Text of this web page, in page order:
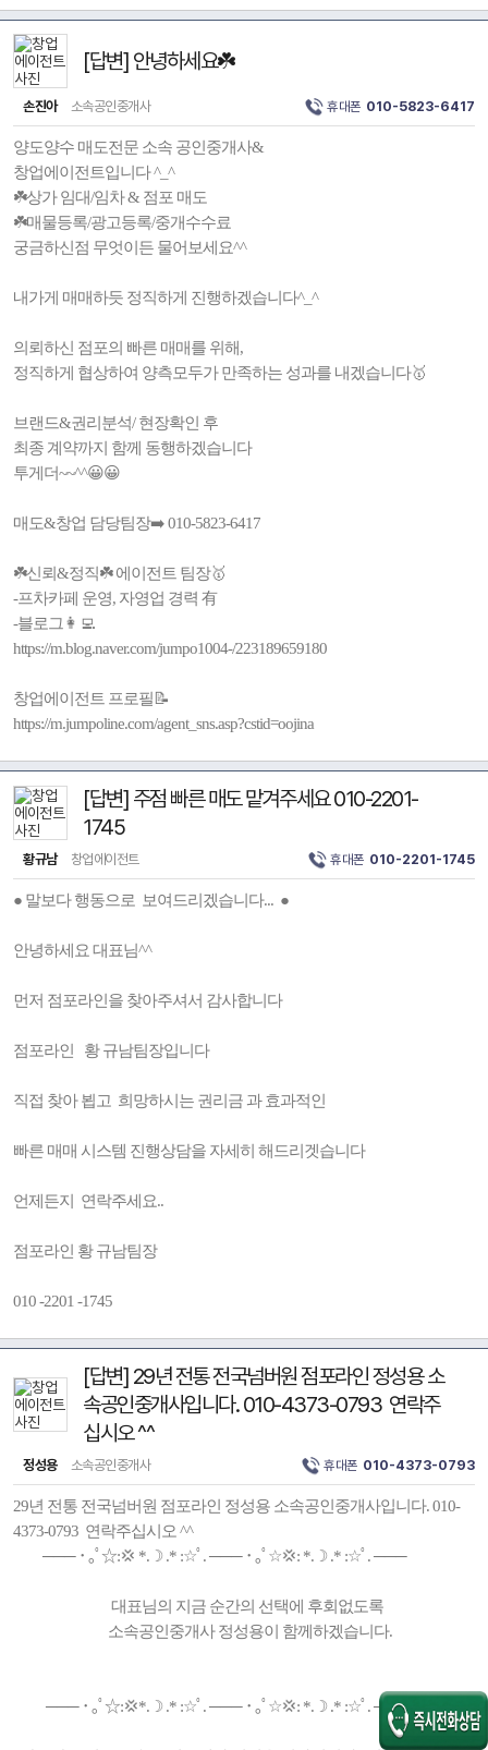
[답변] 안녕하세요☘️
손진아 소속공인중개사 휴대폰 010-5823-6417
양도양수 매도전문 소속 공인중개사&
창업에이전트입니다 ^_^
☘️상가 임대/임차 & 점포 매도
☘️매물등록/광고등록/중개수수료
궁금하신점 무엇이든 물어보세요^^
내가게 매매하듯 정직하게 진행하겠습니다^_^
의뢰하신 점포의 빠른 매매를 위해,
정직하게 협상하여 양측모두가 만족하는 성과를 내겠습니다🥇
브랜드&권리분석/ 현장확인 후
최종 계약까지 함께 동행하겠습니다
투게더~~^^😀😀
매도&창업 담당팀장➡️ 010-5823-6417
☘️신뢰&정직☘️ 에이전트 팀장🥇
-프차카페 운영, 자영업 경력 有
-블로그👩‍💻
https://m.blog.naver.com/jumpo1004-/223189659180
창업에이전트 프로필📝
https://m.jumpoline.com/agent_sns.asp?cstid=oojina
[답변] 주점 빠른 매도 맡겨주세요 010-2201-
1745
황규남 창업에이전트 휴대폰 010-2201-1745
● 말보다 행동으로 보여드리겠습니다... ●
안녕하세요 대표님^^
먼저 점포라인을 찾아주셔서 감사합니다
점포라인 황 규남팀장입니다
직접 찾아 뵙고 희망하시는 권리금 과 효과적인
빠른 매매 시스템 진행상담을 자세히 해드리겟습니다
언제든지 연락주세요..
점포라인 황 규남팀장
010 -2201 -1745
[답변] 29년 전통 전국넘버원 점포라인 정성용 소
속공인중개사입니다. 010-4373-0793 연락주
십시오 ^^
정성용 소속공인중개사 휴대폰 010-4373-0793
29년 전통 전국넘버원 점포라인 정성용 소속공인중개사입니다. 010-
4373-0793 연락주십시오 ^^
─── ･ ｡ﾟ☆:💢 *.☽ .* :☆ﾟ. ─── ･ ｡ﾟ☆💢: *.☽ .* :☆ﾟ. ───
대표님의 지금 순간의 선택에 후회없도록
소속공인중개사 정성용이 함께하겠습니다.
─── ･ ｡ﾟ☆:💢*.☽ .* :☆ﾟ. ─── ･ ｡ﾟ☆💢: *.☽ .* :☆ﾟ. ───